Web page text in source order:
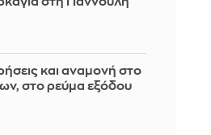
και αναμονή στο
στο ρεύμα εξόδου